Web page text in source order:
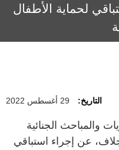
لحماية الأطفال
الإلكترونية نفذت
جنائية ضد مجموعة
التاريخ: 29 أغسطس 2022
والمباحث الجنائية
عن إجراء استباقي